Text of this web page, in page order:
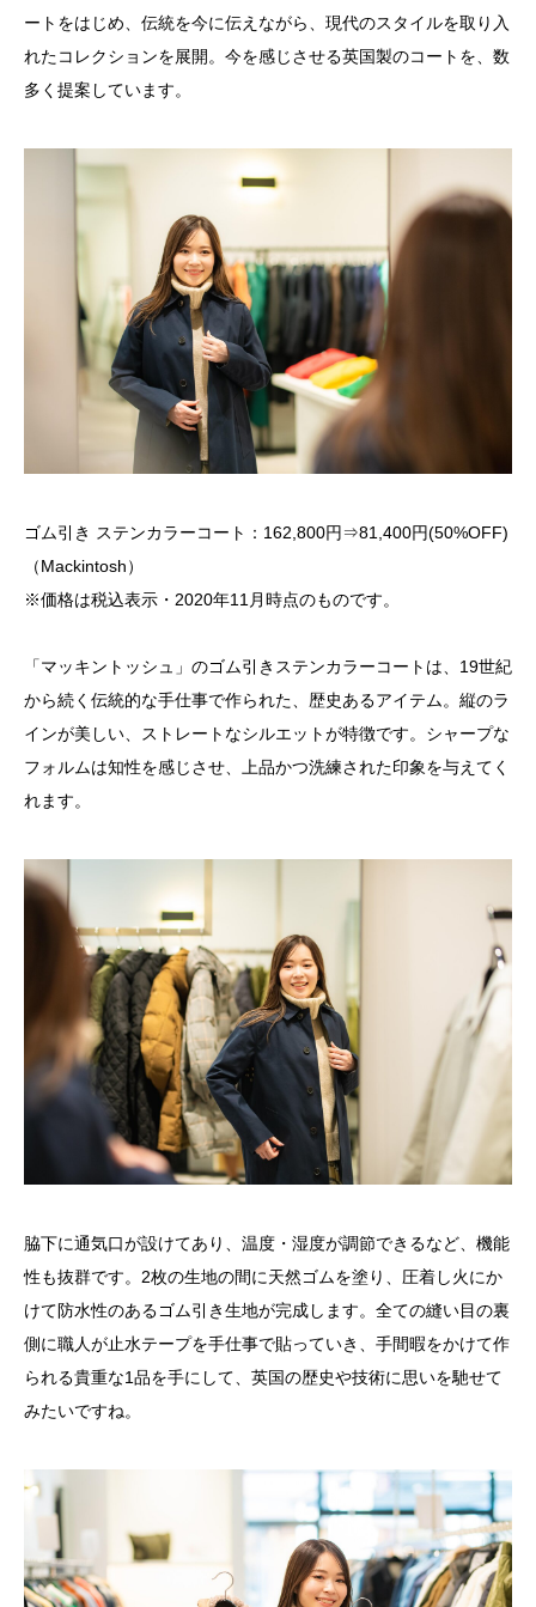
ートをはじめ、伝統を今に伝えながら、現代のスタイルを取り入
れたコレクションを展開。今を感じさせる英国製のコートを、数
多く提案しています。
ゴム引き ステンカラーコート：162,800円⇒81,400円(50%OFF)
（Mackintosh）
※価格は税込表示・2020年11月時点のものです。
「マッキントッシュ」のゴム引きステンカラーコートは、19世紀
から続く伝統的な手仕事で作られた、歴史あるアイテム。縦のラ
インが美しい、ストレートなシルエットが特徴です。シャープな
フォルムは知性を感じさせ、上品かつ洗練された印象を与えてく
れます。
脇下に通気口が設けてあり、温度・湿度が調節できるなど、機能
性も抜群です。2枚の生地の間に天然ゴムを塗り、圧着し火にか
けて防水性のあるゴム引き生地が完成します。全ての縫い目の裏
側に職人が止水テープを手仕事で貼っていき、手間暇をかけて作
られる貴重な1品を手にして、英国の歴史や技術に思いを馳せて
みたいですね。